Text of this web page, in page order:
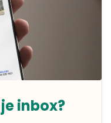
inbox?